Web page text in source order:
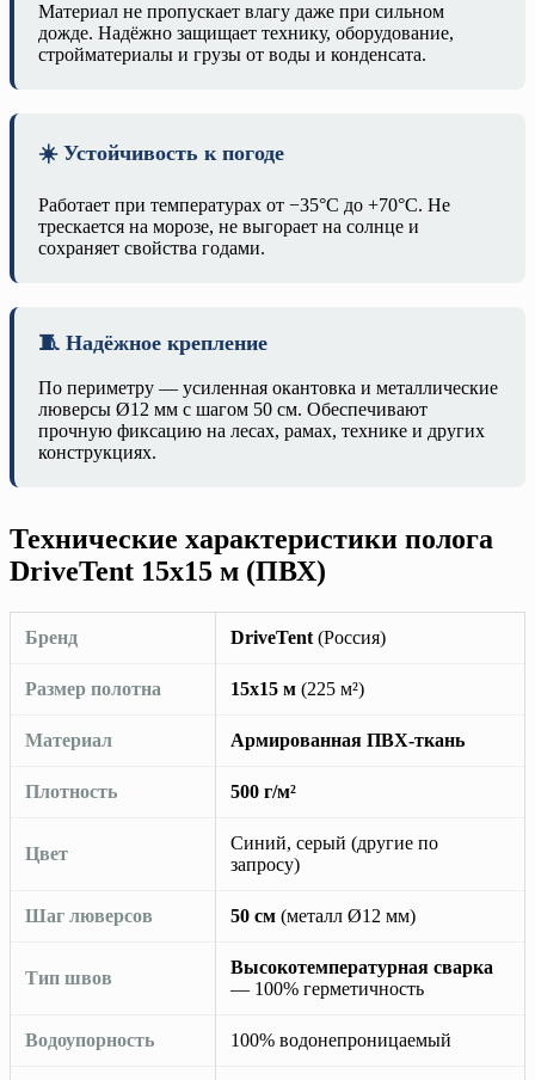
Материал не пропускает влагу даже при сильном
дожде. Надёжно защищает технику, оборудование,
стройматериалы и грузы от воды и конденсата.
☀️ Устойчивость к погоде
Работает при температурах от −35°C до +70°C. Не
трескается на морозе, не выгорает на солнце и
сохраняет свойства годами.
🧵 Надёжное крепление
По периметру — усиленная окантовка и металлические
люверсы Ø12 мм с шагом 50 см. Обеспечивают
прочную фиксацию на лесах, рамах, технике и других
конструкциях.
Технические характеристики полога
DriveTent 15х15 м (ПВХ)
Бренд DriveTent (Россия)
Размер полотна 15х15 м (225 м²)
Материал Армированная ПВХ-ткань
Плотность 500 г/м²
Цвет
Синий, серый (другие по
запросу)
Шаг люверсов 50 см (металл Ø12 мм)
Тип швов
Высокотемпературная сварка
— 100% герметичность
Водоупорность 100% водонепроницаемый